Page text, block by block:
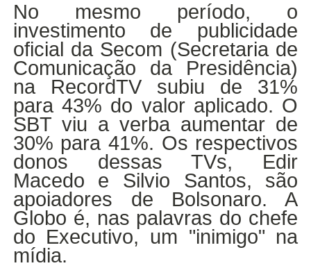
No mesmo período, o
investimento de publicidade
oficial da Secom (Secretaria de
Comunicação da Presidência)
na RecordTV subiu de 31%
para 43% do valor aplicado. O
SBT viu a verba aumentar de
30% para 41%. Os respectivos
donos dessas TVs, Edir
Macedo e Silvio Santos, são
apoiadores de Bolsonaro. A
Globo é, nas palavras do chefe
do Executivo, um "inimigo" na
mídia.